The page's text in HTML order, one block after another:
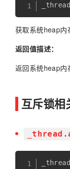
_thread
获取系统heap内
返回值描述：
返回系统heap内
互斥锁相
_thread